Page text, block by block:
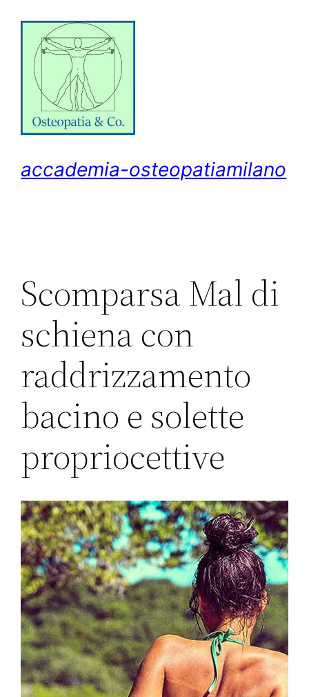
contenuto
accademia-osteopatiamilano
Scomparsa Mal di
schiena con
raddrizzamento
bacino e solette
propriocettive